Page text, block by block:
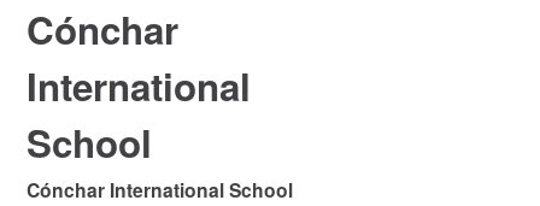
Cónchar
International
School
Cónchar International School